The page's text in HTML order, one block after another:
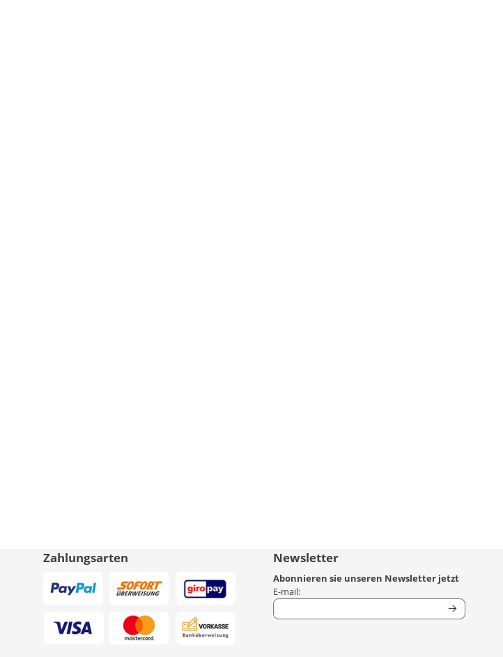
Zahlungsarten Newsletter
Abonnieren sie unseren Newsletter jetzt
E-mail:Geben Sie Ihre E-Mail-Adresse für den